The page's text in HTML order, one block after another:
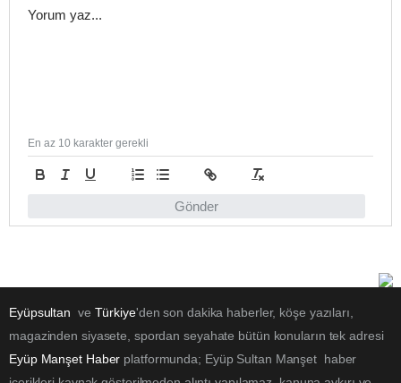
Gönder
En az 10 karakter gerekli
Eyüpsultan ve Türkiye'den son dakika haberler, köşe yazıları,
magazinden siyasete, spordan seyahate bütün konuların tek adresi
Eyüp Manşet Haber platformunda; Eyüp Sultan Manşet haber